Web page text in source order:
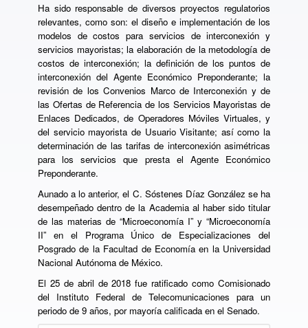
Ha sido responsable de diversos proyectos regulatorios
relevantes, como son: el diseño e implementación de los
modelos de costos para servicios de interconexión y
servicios mayoristas; la elaboración de la metodología de
costos de interconexión; la definición de los puntos de
interconexión del Agente Económico Preponderante; la
revisión de los Convenios Marco de Interconexión y de
las Ofertas de Referencia de los Servicios Mayoristas de
Enlaces Dedicados, de Operadores Móviles Virtuales, y
del servicio mayorista de Usuario Visitante; así como la
determinación de las tarifas de interconexión asimétricas
para los servicios que presta el Agente Económico
Preponderante.
Aunado a lo anterior, el C. Sóstenes Díaz González se ha
desempeñado dentro de la Academia al haber sido titular
de las materias de “Microeconomía I” y “Microeconomía
II” en el Programa Único de Especializaciones del
Posgrado de la Facultad de Economía en la Universidad
Nacional Autónoma de México.
El 25 de abril de 2018 fue ratificado como Comisionado
del Instituto Federal de Telecomunicaciones para un
periodo de 9 años, por mayoría calificada en el Senado.